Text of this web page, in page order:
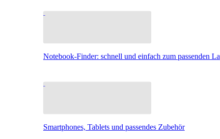
Notebook-Finder: schnell und einfach zum passenden
Smartphones, Tablets und passendes Zubehör